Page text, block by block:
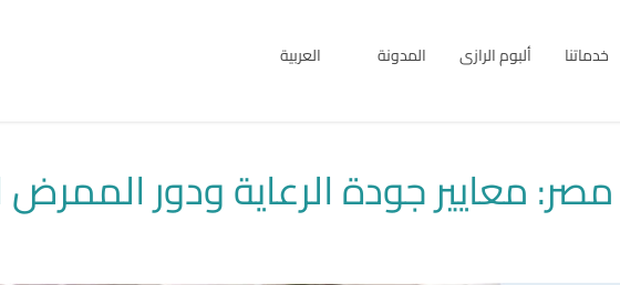
خدماتنا ألبوم الرازى المدونة العربية
معايير جودة الرعاية ودور الممرض